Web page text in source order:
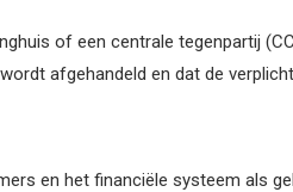
of een centrale tegenpartij
afgehandeld en dat de
en het financiële systeem als